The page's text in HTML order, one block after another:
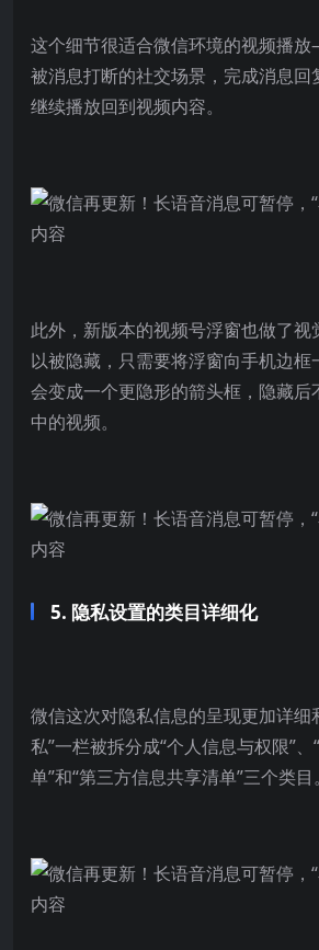
这个细节很适合微信环境的视频播
被消息打断的社交场景，完成消息回
继续播放回到视频内容。
此外，新版本的视频号浮窗也做了
以被隐藏，只需要将浮窗向手机边框
会变成一个更隐形的箭头框，隐藏后
中的视频。
5. 隐私设置的类目详细化
微信这次对隐私信息的呈现更加详细
私”一栏被拆分成“个人信息与权限”
单”和“第三方信息共享清单”三个类目。